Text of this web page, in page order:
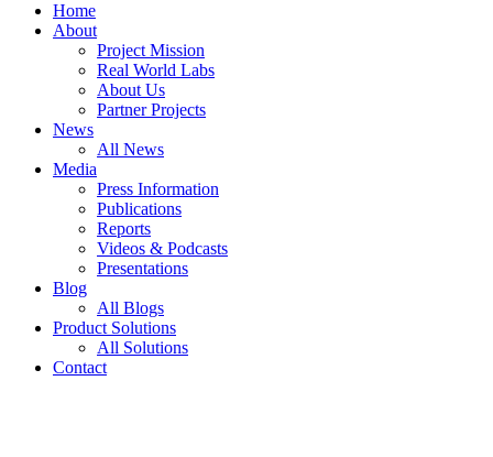
Home
About
Project Mission
Real World Labs
About Us
Partner Projects
News
All News
Media
Press Information
Publications
Reports
Videos & Podcasts
Presentations
Blog
All Blogs
Product Solutions
All Solutions
Contact